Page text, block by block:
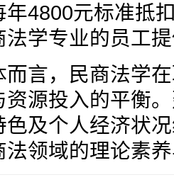
年4800元标准抵
法学专业的员工
而言，民商法学
资源投入的平衡
色及个人经济状
法领域的理论素